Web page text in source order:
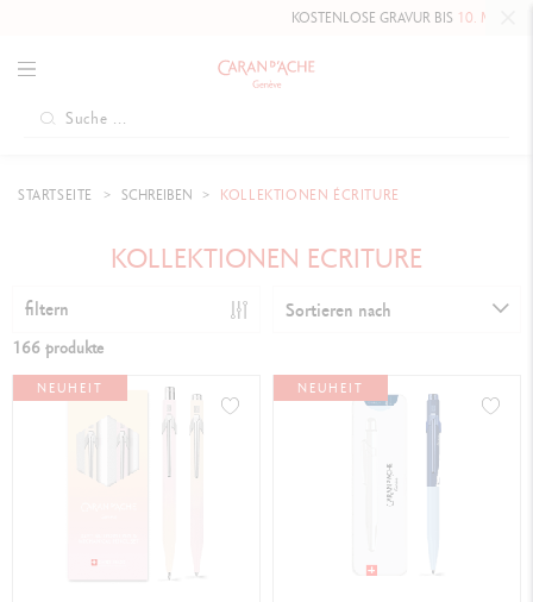
KOSTENLOSE GRAVUR BIS10. MAI 2026AUF DIE
STARTSEITE SCHREIBEN KOLLEKTIONEN ÉCRITURE
KOLLEKTIONEN ECRITURE
filtern Sortieren nach
166 produkte
NEUHEIT NEUHEIT